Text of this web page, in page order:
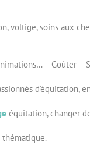
voltige, soins aux
– Goûter
équitation, changer
thématique.